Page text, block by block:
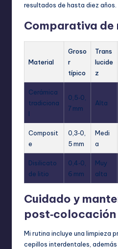
resultados de hasta diez años.
Comparativa de
Material
Groso
r
típico
Trans
lucide
z
Cerámica
tradiciona
l
0,5‑0,
7 mm
Alta
Composit
e
0,3‑0,
5 mm
Medi
a
Disilicato
de litio
0,4‑0,
6 mm
Muy
alta
Cuidado y
post‑colocación
Mi rutina incluye una limpieza
cepillos interdentales,